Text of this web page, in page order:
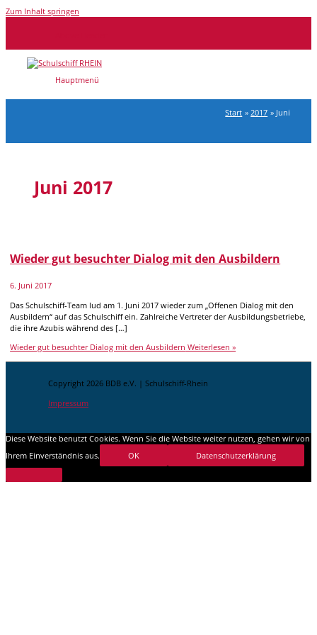
Zum Inhalt springen
Hauptmenü
Start 2017 Juni
Juni 2017
Wieder gut besuchter Dialog mit den Ausbildern
6. Juni 2017
Das Schulschiff-Team lud am 1. Juni 2017 wieder zum „Offenen Dialog mit den
Ausbildern“ auf das Schulschiff ein. Zahlreiche Vertreter der Ausbildungsbetriebe,
die ihre Azubis während des […]
Wieder gut besuchter Dialog mit den Ausbildern Weiterlesen »
Copyright 2026 BDB e.V. | Schulschiff-Rhein
Impressum
Diese Website benutzt Cookies. Wenn Sie die Website weiter nutzen, gehen wir von
Ihrem Einverständnis aus.
OK Datenschutzerklärung